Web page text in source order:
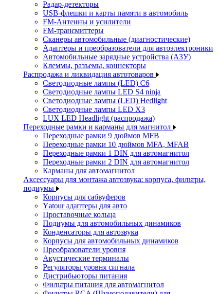
Радар-детекторы
USB-флешки и карты памяти в автомобиль
FM-Антенны и усилители
FM-трансмиттеры
Сканеры автомобильные (диагностические)
Адаптеры и преобразователи для автоэлектроники
Автомобильные зарядные устройства (АЗУ)
Клеммы, разъемы, коннекторы
Распродажа и ликвидация автотоваров
Светодиодные лампы (LED) C6
Светодиодные лампы LED S4 ninja
Светодиодные лампы (LED) Hedlight
Светодиодные лампы LED X3
LUX LED Headlight (распродажа)
Переходные рамки и карманы для магнитол
Переходные рамки 9 дюймов MFB
Переходные рамки 10 дюймов MFA, MFAB
Переходные рамки 1 DIN для автомагнитол
Переходные рамки 2 DIN для автомагнитол
Карманы для автомагнитол
Аксессуары для монтажа автозвука: корпуса, фильтры,
подиумы
Корпусы для сабвуферов
Yаtour адаптеры для авто
Проставочные кольца
Подиумы для автомобильных динамиков
Конденсаторы для автозвука
Корпусы для автомобильных динамиков
Преобразователи уровня
Акустические терминалы
Регуляторы уровня сигнала
Дистрибьюторы питания
Фильтры питания для автомагнитол